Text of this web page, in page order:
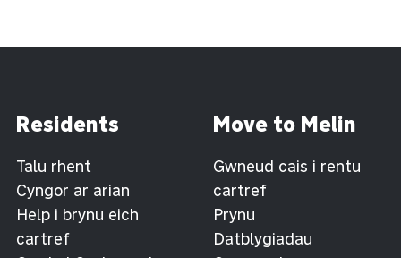
Residents
Talu rhent
Cyngor ar arian
Help i brynu eich
cartref
Move to Melin
Gwneud cais i rentu
cartref
Prynu
Datblygiadau